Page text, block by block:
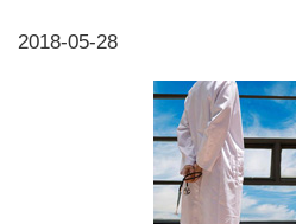
2018-05-28